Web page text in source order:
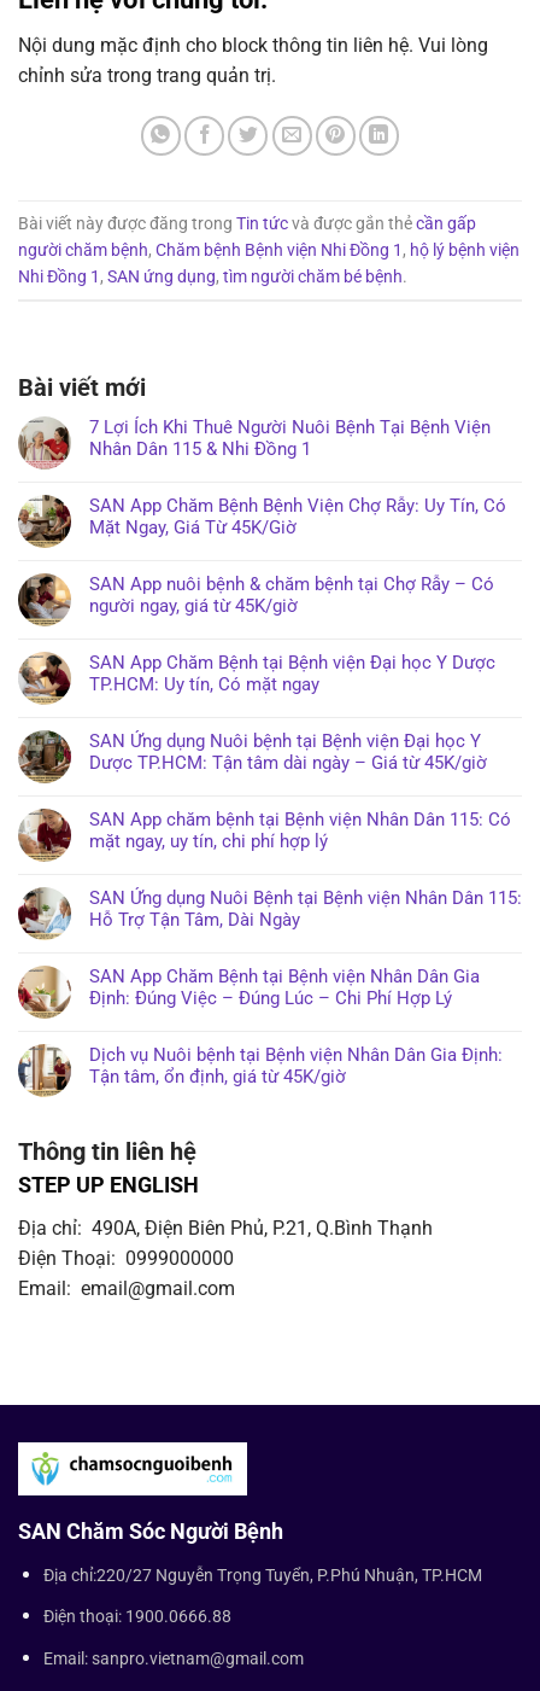
Nội dung mặc định cho block thông tin liên hệ. Vui lòng
chỉnh sửa trong trang quản trị.
Bài viết này được đăng trong Tin tứcvà được gắn thẻcần gấp
người chăm bệnh, Chăm bệnh Bệnh viện Nhi Đồng 1 , hộ lý bệnh viện
Nhi Đồng 1 , SAN ứng dụng, tìm người chăm bé bệnh.
Bài viết mới
7 Lợi Ích Khi Thuê Người Nuôi Bệnh Tại Bệnh Viện
Nhân Dân 115 & Nhi Đồng 1
SAN App Chăm Bệnh Bệnh Viện Chợ Rẫy: Uy Tín, Có
Mặt Ngay, Giá Từ 45K/Giờ
SAN App nuôi bệnh & chăm bệnh tại Chợ Rẫy – Có
người ngay, giá từ 45K/giờ
SAN App Chăm Bệnh tại Bệnh viện Đại học Y Dược
TP.HCM: Uy tín, Có mặt ngay
SAN Ứng dụng Nuôi bệnh tại Bệnh viện Đại học Y
Dược TP.HCM: Tận tâm dài ngày – Giá từ 45K/giờ
SAN App chăm bệnh tại Bệnh viện Nhân Dân 115: Có
mặt ngay, uy tín, chi phí hợp lý
SAN Ứng dụng Nuôi Bệnh tại Bệnh viện Nhân Dân 115:
Hỗ Trợ Tận Tâm, Dài Ngày
SAN App Chăm Bệnh tại Bệnh viện Nhân Dân Gia
Định: Đúng Việc – Đúng Lúc – Chi Phí Hợp Lý
Dịch vụ Nuôi bệnh tại Bệnh viện Nhân Dân Gia Định:
Tận tâm, ổn định, giá từ 45K/giờ
Thông tin liên hệ
STEP UP ENGLISH
Địa chỉ: 490A, Điện Biên Phủ, P.21, Q.Bình Thạnh
Điện Thoại: 0999000000
Email: email@gmail.com
SAN Chăm Sóc Người Bệnh
Địa chỉ:220/27 Nguyễn Trọng Tuyển, P.Phú Nhuận, TP.HCM
Điện thoại: 1900.0666.88
Email: sanpro.vietnam@gmail.com